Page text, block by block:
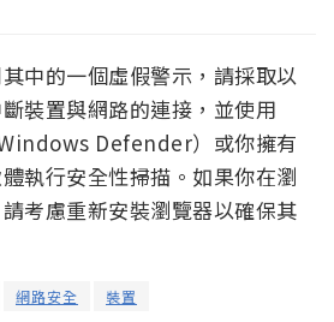
中的一個虛假警示，請採取以
裝置與網路的連接，並使用
Defender）或你擁有
執行安全性掃描。如果你在瀏
考慮重新安裝瀏覽器以確保其
網路安全 裝置